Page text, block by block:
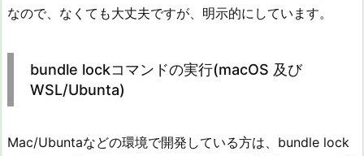
なので、なくても大丈夫ですが、明示的にしています。
bundle lockコマンドの実行(macOS 及び
WSL/Ubunta)
Mac/Ubuntaなどの環境で開発している方は、bundle lock